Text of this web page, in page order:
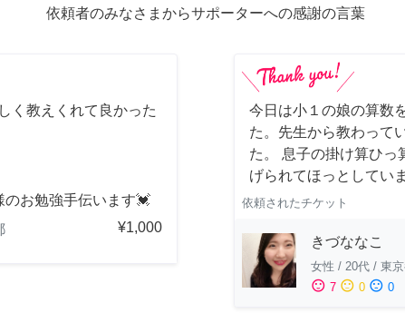
依頼者のみなさまからサポーターへの感謝の言葉
く教えくれて良かった
のお勉強手伝います💓
¥1,000
今日は小１の娘の算数
た。先生から教わって
た。 息子の掛け算ひっ
げられてほっとしてい
依頼されたチケット
きづななこ
女性 / 20代 / 東
sentiment_satisfied 7 sentiment_neutral 0 sentiment_dissatisfied 0